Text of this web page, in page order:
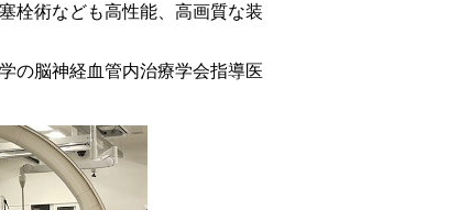
栓術なども高性能、高画質な装
の脳神経血管内治療学会指導医